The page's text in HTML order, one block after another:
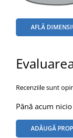
AFLĂ
Recenziile sunt
Până acum
ADĂUGĂ